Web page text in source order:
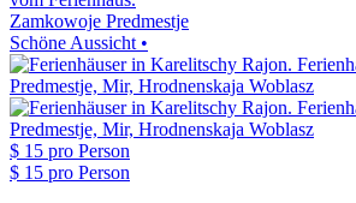
Zamkowoje Predmestje
Schöne Aussicht •
$ 15 pro Person
$ 15 pro Person